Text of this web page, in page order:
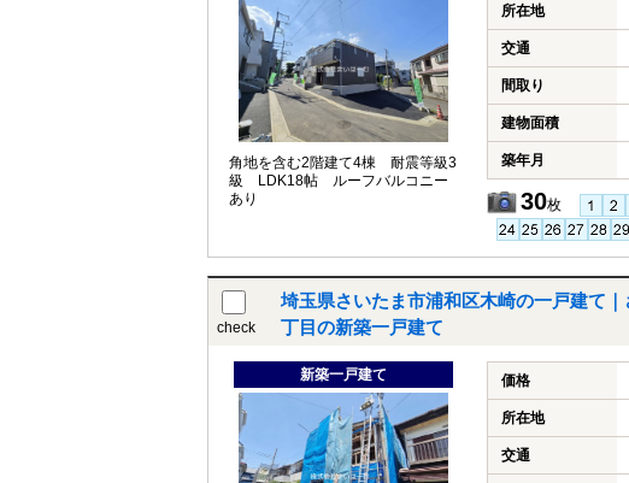
角地を含む2階建て4棟 耐震等級3
級 LDK18帖 ルーフバルコニー
あり
所在地
交通
間取り
建物面積
築年月
30枚
check
埼玉県さいたま市浦和区木崎の一戸建て
丁目の新築一戸建て
新築一戸建て 価格
所在地
交通